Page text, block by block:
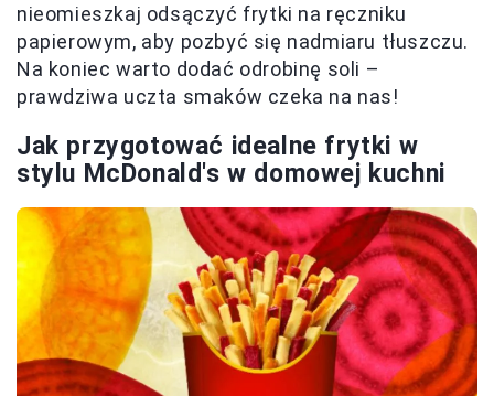
nieomieszkaj odsączyć frytki na ręczniku
papierowym, aby pozbyć się nadmiaru tłuszczu.
Na koniec warto dodać odrobinę soli –
prawdziwa uczta smaków czeka na nas!
Jak przygotować idealne frytki w
stylu McDonald's w domowej kuchni